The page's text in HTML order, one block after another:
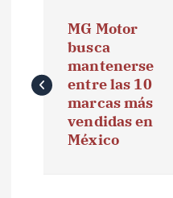
v
MG Motor
busca
mantenerse
entre las 10
marcas más
vendidas en
México